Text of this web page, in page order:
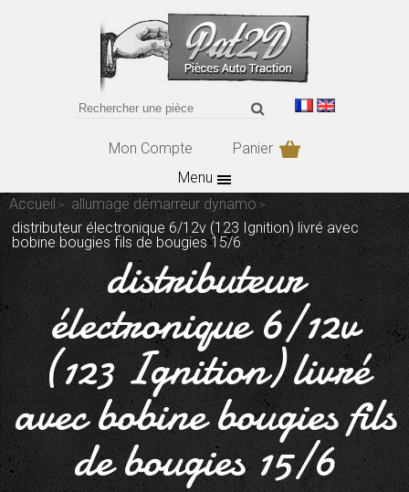
Mon Compte
Panier
Menu
Accueil
allumage démarreur dynamo
distributeur électronique 6/12v (123 Ignition) livré avec
bobine bougies fils de bougies 15/6
distributeur
électronique 6/12v
(123 Ignition) livré
avec bobine bougies fils
de bougies 15/6